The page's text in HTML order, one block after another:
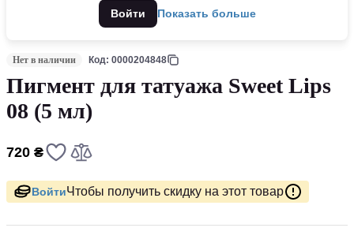
Войти Показать больше
Нет в наличии Код: 0000204848
Пигмент для татуажа Sweet Lips
08 (5 мл)
720 ₴
ВойтиЧтобы получить скидку на этот товар